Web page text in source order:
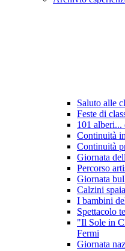
Saluto alle
Feste di
101
Continuità
Continuità
Giornata
Percorso
Giornata
Calzini
I bambini
Spettacolo
"Il Sole in
Fermi
Giornata